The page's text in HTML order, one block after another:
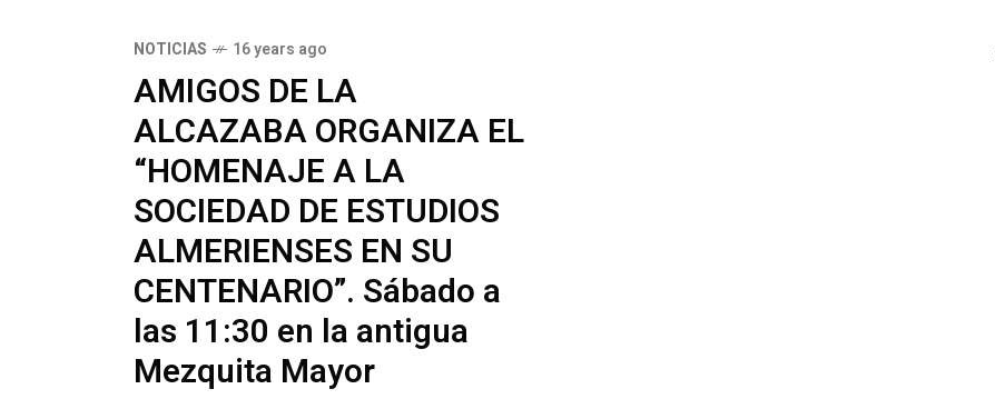
NOTICIAS 16 years ago
AMIGOS DE LA
ALCAZABA ORGANIZA EL
“HOMENAJE A LA
SOCIEDAD DE ESTUDIOS
ALMERIENSES EN SU
CENTENARIO”. Sábado a
las 11:30 en la antigua
Mezquita Mayor